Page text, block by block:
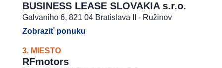
BUSINESS LEASE SLOVAKIA s.r.o.
Galvaniho 6, 821 04 Bratislava II - Ružinov
Zobraziť ponuku
3. MIESTO
RFmotors